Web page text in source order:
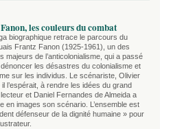
les couleurs du combat
biographique retrace le parcours du
Frantz Fanon (1925-1961), un des
majeurs de l’anticolonialisme, qui a passé
les désastres du colonialisme et
sur les individus. Le scénariste, Olivier
l’espérait, à rendre les idées du grand
et Daniel Fernandes de Almeida a
en images son scénario. L’ensemble est
défenseur de la dignité humaine » pour